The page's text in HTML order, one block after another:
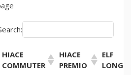
HIACE
COMMUTER
HIACE
PREMIO
ELF
LONG